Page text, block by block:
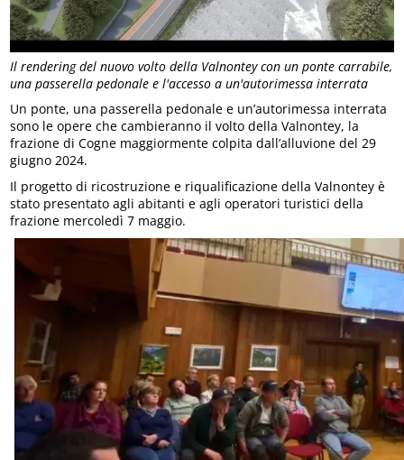
Il rendering del nuovo volto della Valnontey con un ponte carrabile,
una passerella pedonale e l'accesso a un'autorimessa interrata
Un ponte, una passerella pedonale e un’autorimessa interrata
sono le opere che cambieranno il volto della Valnontey, la
frazione di Cogne maggiormente colpita dall’alluvione del 29
giugno 2024.
Il progetto di ricostruzione e riqualificazione della Valnontey è
stato presentato agli abitanti e agli operatori turistici della
frazione mercoledì 7 maggio.